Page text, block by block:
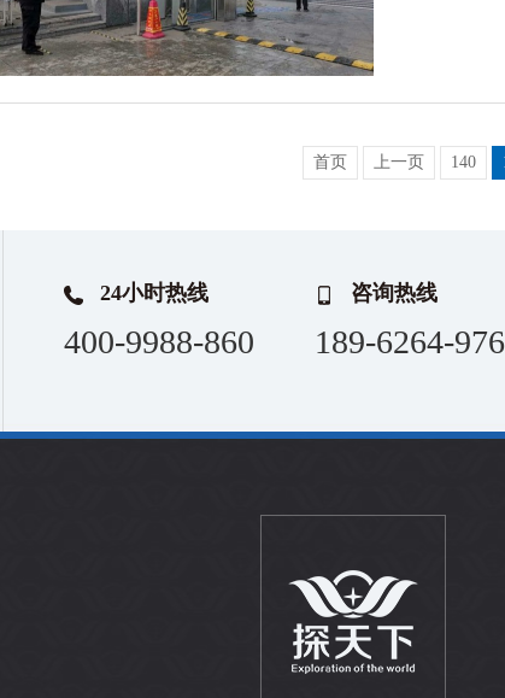
首页 上一页 140
24小时热线
400-9988-860
咨询热线
189-6264-